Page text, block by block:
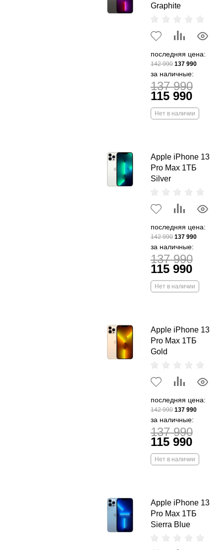
Graphite
последняя цена:
142 990 137 990
за наличные:
137 990
115 990
Нет в наличии
Apple iPhone 13
Pro Max 1ТБ
Silver
последняя цена:
142 990 137 990
за наличные:
137 990
115 990
Нет в наличии
Apple iPhone 13
Pro Max 1ТБ
Gold
последняя цена:
142 990 137 990
за наличные:
137 990
115 990
Нет в наличии
Apple iPhone 13
Pro Max 1ТБ
Sierra Blue